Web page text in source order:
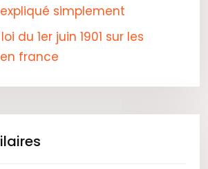
simplement
du 1er juin 1901 sur les
france